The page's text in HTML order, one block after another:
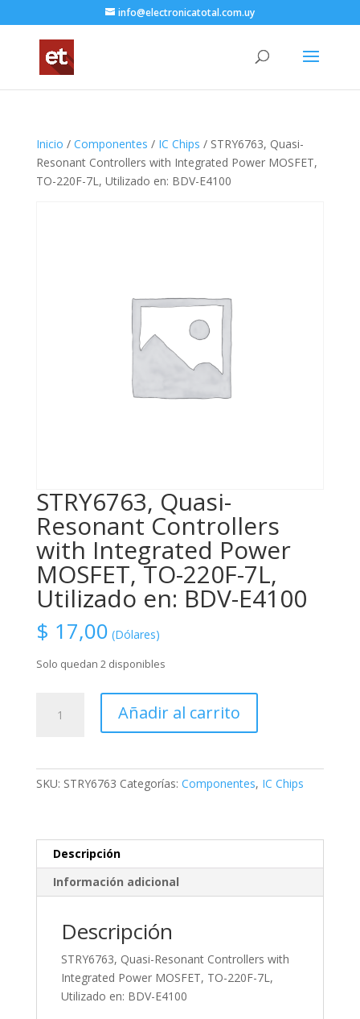
info@electronicatotal.com.uy
Inicio / Componentes / IC Chips / STRY6763, Quasi-
Resonant Controllers with Integrated Power MOSFET,
TO-220F-7L, Utilizado en: BDV-E4100
STRY6763, Quasi-
Resonant Controllers
with Integrated Power
MOSFET, TO-220F-7L,
Utilizado en: BDV-E4100
$ 17,00 (Dólares)
Solo quedan 2 disponibles
Quasi-
TO-
220F-
E4100
cantidad
Añadir al carrito
SKU: STRY6763 Categorías: Componentes, IC Chips
Descripción
Información adicional
Descripción
STRY6763, Quasi-Resonant Controllers with
Integrated Power MOSFET, TO-220F-7L,
Utilizado en: BDV-E4100